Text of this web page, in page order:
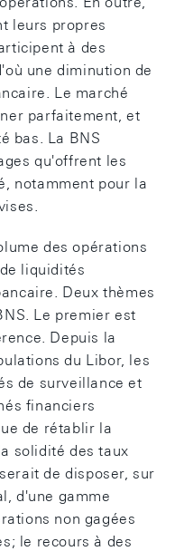
leurs propres
à des
une diminution de
Le marché
parfaitement, et
bas. La BNS
qu'offrent les
notamment pour la
des opérations
liquidités
Deux thèmes
Le premier est
Depuis la
du Libor, les
de surveillance et
financiers
de rétablir la
solidité des taux
de disposer, sur
d'une gamme
non gagées
le recours à des